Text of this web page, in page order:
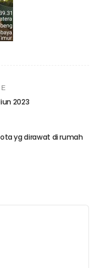
2023
yg dirawat di rumah